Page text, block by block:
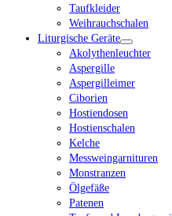
Taufkleider
Weihrauchschalen
Liturgische Geräte
Akolythenleuchter
Aspergille
Aspergilleimer
Ciborien
Hostiendosen
Hostienschalen
Kelche
Messweingarnituren
Monstranzen
Ölgefäße
Patenen